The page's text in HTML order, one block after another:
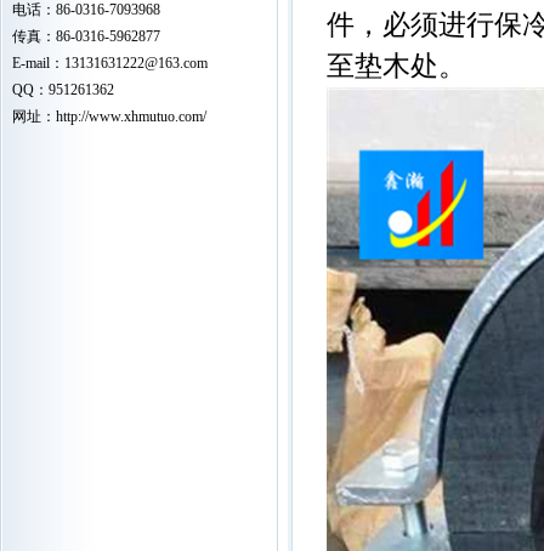
电话：86-0316-7093968
传真：86-0316-5962877
E-mail： 13131631222@163.com
QQ：951261362
网址： http://www.xhmutuo.com/
件，必须进行保
至垫木处。